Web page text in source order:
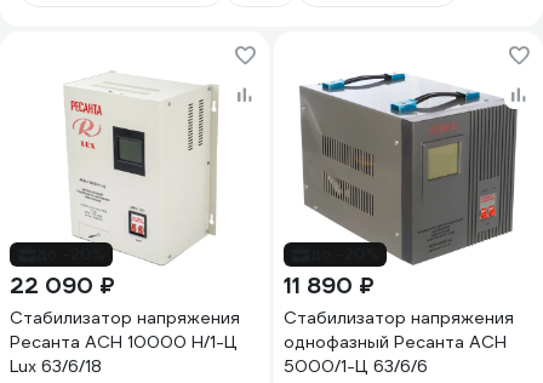
22 090 ₽
Стабилизатор напряжения
Ресанта АСН 10000 Н/1-Ц
Lux 63/6/18
11 890 ₽
Стабилизатор напряжения
однофазный Ресанта АСН
5000/1-Ц 63/6/6